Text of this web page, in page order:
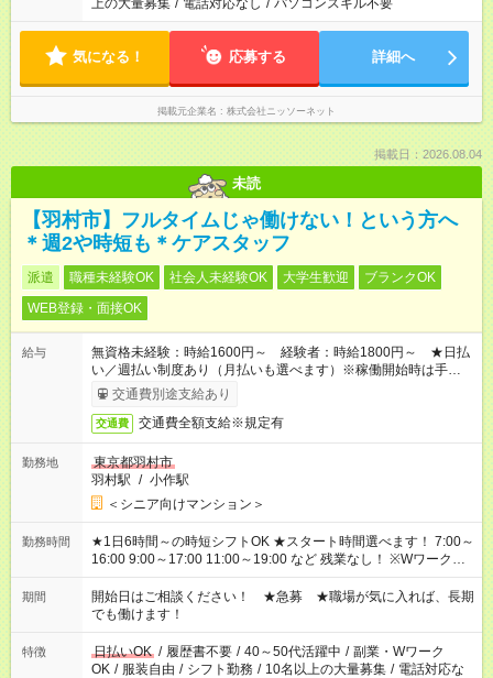
上の大量募集 / 電話対応なし / パソコンスキル不要
気になる！ 応募する 詳細へ
掲載元企業名 株式会社ニッソーネット
掲載日：2026.08.04
未読
【羽村市】フルタイムじゃ働けない！という方へ
＊週2や時短も＊ケアスタッフ
派遣 職種未経験OK 社会人未経験OK 大学生歓迎
ブランクOK
WEB登録・面接OK
給与
無資格未経験：時給1600円～ 経験者：時給1800円～ ★日払
い／週払い制度あり（月払いも選べます）※稼働開始時は手続き
完了次第のお支払いとなります。
交通費別途支給あり
交通費 交通費全額支給※規定有
勤務地
東京都羽村市
羽村駅 / 小作駅
＜シニア向けマンション＞
勤務時間
★1日6時間～の時短シフトOK ★スタート時間選べます！ 7:00～
16:00 9:00～17:00 11:00～19:00 など 残業なし！ ※Wワークの
場合、他のお仕事と合わせ週40時間超の就業はご案内できませ
ん ※法令に基づき、週20時間以上勤務は社会保険への加入対象
となります ※労働者派遣法（日雇い派遣の原則禁止）により、
短時間・短期間の就業はご案内が難しい場合があります
期間
開始日はご相談ください！ ★急募 ★職場が気に入れば、長期
でも働けます！
特徴 日払いOK / 履歴書不要 / 40～50代活躍中 / 副業・Wワーク
OK / 服装自由 / シフト勤務 / 10名以上の大量募集 / 電話対応な